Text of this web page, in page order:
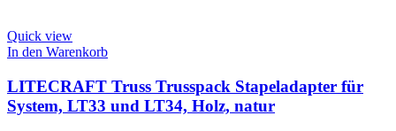
Quick view
In den Warenkorb
LITECRAFT Truss Trusspack Stapeladapter für
System, LT33 und LT34, Holz, natur